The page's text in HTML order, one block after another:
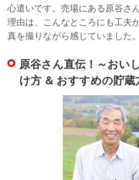
心遣いです。売場にある原谷さ
理由は、こんなところにも工夫
真を撮りながら感じていました。
原谷さん直伝！～おい
け方 ＆ おすすめの貯蔵